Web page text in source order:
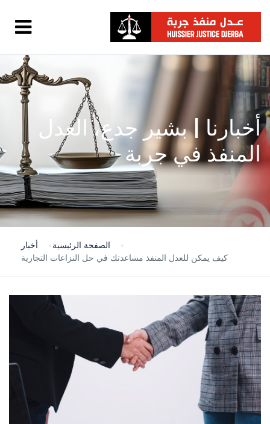
أخبارنا | بشير جدع، العدل
المنفذ في جربة
الصفحة الرئيسية
أخبار
كيف يمكن للعدل المنفذ مساعدتك في حل النزاعات التجارية